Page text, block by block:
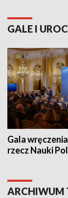
GALE I
Gala
rzecz Nauki
ARCHIWUM